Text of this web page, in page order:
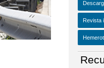
Revista